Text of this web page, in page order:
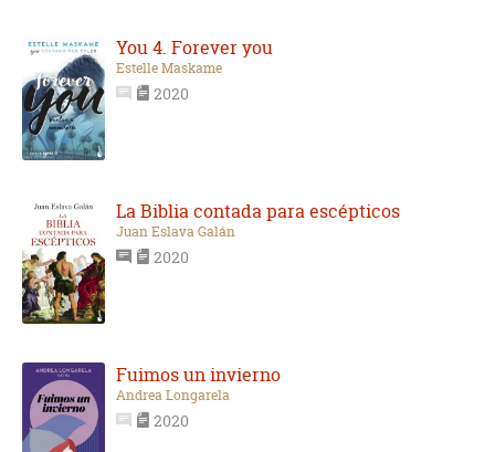
You 4. Forever you
Estelle Maskame
2020
La Biblia contada para escépticos
Juan Eslava Galán
2020
Fuimos un invierno
Andrea Longarela
2020